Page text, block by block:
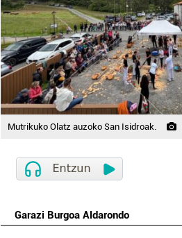
Mutrikuko Olatz auzoko San Isidroak.
Garazi Burgoa Aldarondo